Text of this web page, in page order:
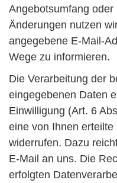
Angebotsumfang
Änderungen nutzen
angegebene E-Mail-
Wege zu informieren.
Die Verarbeitung der
eingegebenen Daten
Einwilligung (Art. 6
eine von Ihnen
widerrufen. Dazu
E-Mail an uns. Die
erfolgten